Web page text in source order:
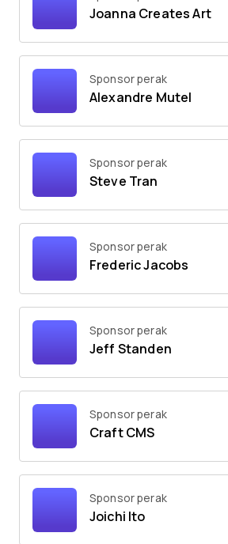
Joanna Creates Art
Sponsor perak
Alexandre Mutel
Sponsor perak
Steve Tran
Sponsor perak
Frederic Jacobs
Sponsor perak
Jeff Standen
Sponsor perak
Craft CMS
Sponsor perak
Joichi Ito